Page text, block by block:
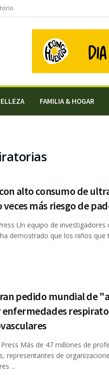
FAMILIA & HOGAR
alto consumo de
más riesgo de
Un equipo de investigadores
demostrado que los niños que
pedido mundial de
Más de 47 millones de
representantes de
...